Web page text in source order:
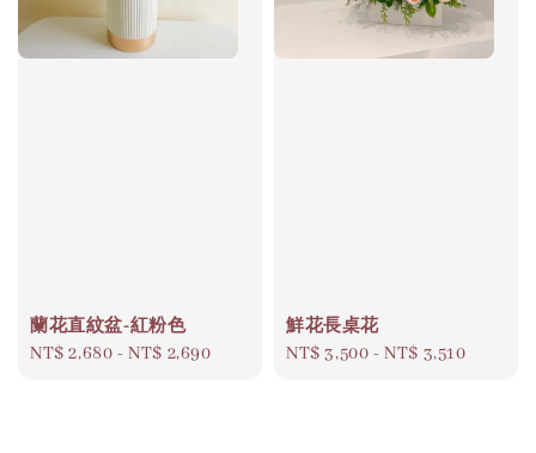
蘭花直紋盆-紅粉色
Regular
NT$ 2,680 -NT$ 2,690
鮮花長桌花
Regular
NT$ 3,500 -NT$ 3,510